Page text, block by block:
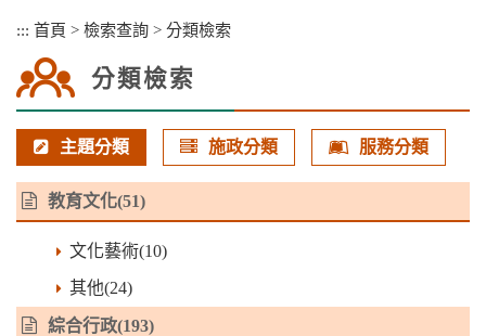
::: 首頁 > 檢索查詢 > 分類檢索
分類檢索
主題分類 施政分類 服務分類
教育文化(51)
文化藝術(10)
其他(24)
綜合行政(193)